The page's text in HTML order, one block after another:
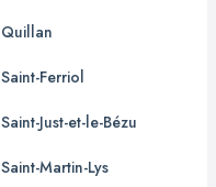
Quillan
Saint-Ferriol
Saint-Just-et-le-Bézu
Saint-Martin-Lys